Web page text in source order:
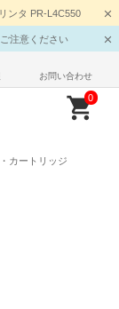
ンタ PR-L4C550
注意ください
お問い合わせ
0
カートリッジ